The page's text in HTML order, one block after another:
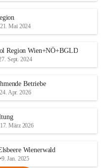
21. Mai 2024
Region Wien+NÖ+BGLD
Sept. 2024
Betriebe
24. Apr. 2026
17. März 2026
Wienerwald
9. Jan. 2025